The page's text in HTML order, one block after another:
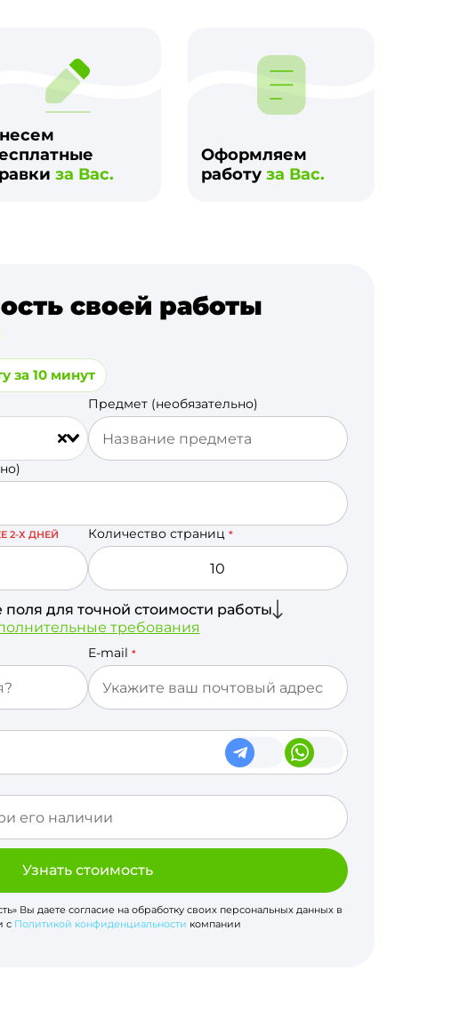
за Вас.
Оформляем
работу за Вас.
своей работы
за 10 минут
Предмет (необязательно)
2-Х ДНЕЙ Количество страниц *
поля для точной стоимости работы
требования
E-mail *
Узнать стоимость
Вы даете согласие на обработку своих персональных данных в
с Политикой конфиденциальности компании